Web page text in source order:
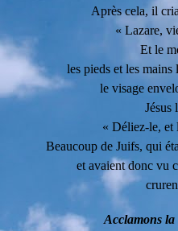
Après cela, il
« Lazare,
Et le
les pieds et les mains
le visage
Jésus
« Déliez-le, et
Beaucoup de Juifs, qui
et avaient donc vu
Acclamons